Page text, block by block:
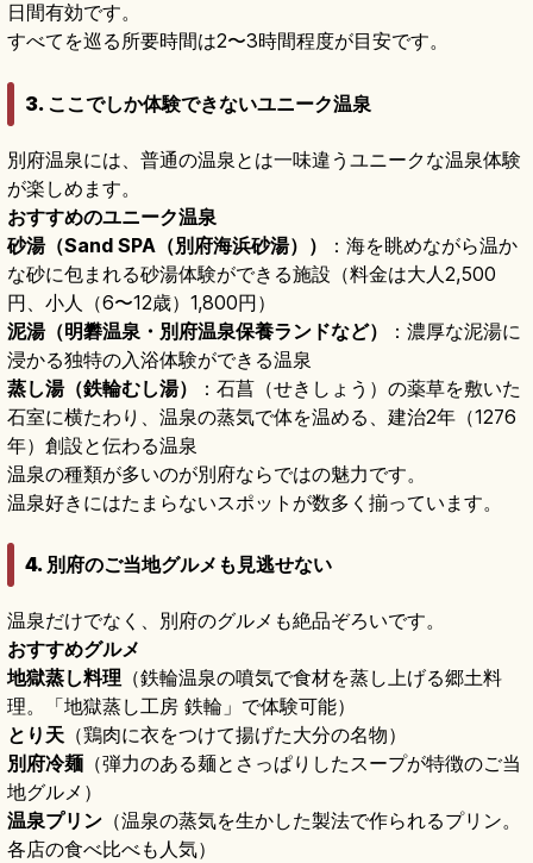
日間有効です。
すべてを巡る所要時間は2〜3時間程度が目安です。
3. ここでしか体験できないユニーク温泉
別府温泉には、普通の温泉とは一味違うユニークな温泉体験
が楽しめます。
おすすめのユニーク温泉
砂湯（Sand SPA（別府海浜砂湯））
：海を眺めながら温か
な砂に包まれる砂湯体験ができる施設（料金は大人2,500
円、小人（6〜12歳）1,800円）
泥湯（明礬温泉・別府温泉保養ランドなど）
：濃厚な泥湯に
浸かる独特の入浴体験ができる温泉
蒸し湯（鉄輪むし湯）
：石菖（せきしょう）の薬草を敷いた
石室に横たわり、温泉の蒸気で体を温める、建治2年（1276
年）創設と伝わる温泉
温泉の種類が多いのが別府ならではの魅力です。
温泉好きにはたまらないスポットが数多く揃っています。
4. 別府のご当地グルメも見逃せない
温泉だけでなく、別府のグルメも絶品ぞろいです。
おすすめグルメ
地獄蒸し料理 （鉄輪温泉の噴気で食材を蒸し上げる郷土料
理。「地獄蒸し工房 鉄輪」で体験可能）
とり天 （鶏肉に衣をつけて揚げた大分の名物）
別府冷麺 （弾力のある麺とさっぱりしたスープが特徴のご当
地グルメ）
温泉プリン （温泉の蒸気を生かした製法で作られるプリン。
各店の食べ比べも人気）